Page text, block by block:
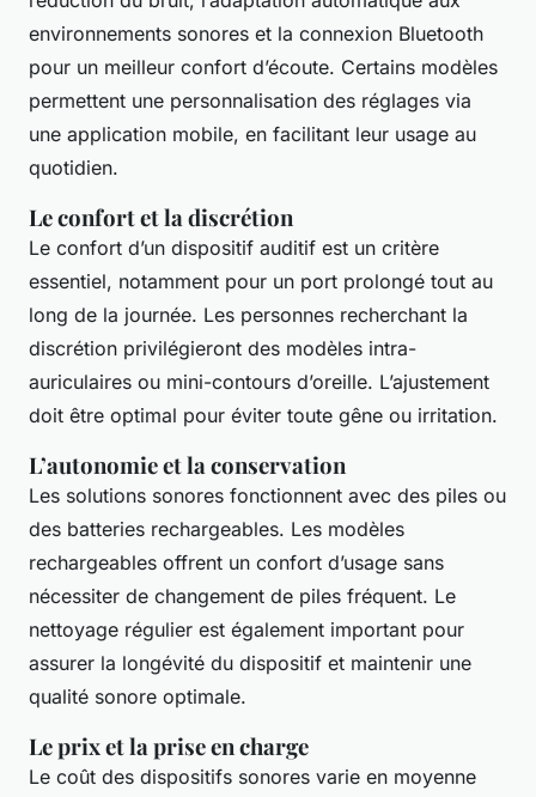
environnements sonores et la connexion Bluetooth
pour un meilleur confort d’écoute. Certains modèles
permettent une personnalisation des réglages via
une application mobile, en facilitant leur usage au
quotidien.
Le confort et la discrétion
Le confort d’un dispositif auditif est un critère
essentiel, notamment pour un port prolongé tout au
long de la journée. Les personnes recherchant la
discrétion privilégieront des modèles intra-
auriculaires ou mini-contours d’oreille. L’ajustement
doit être optimal pour éviter toute gêne ou irritation.
L’autonomie et la conservation
Les solutions sonores fonctionnent avec des piles ou
des batteries rechargeables. Les modèles
rechargeables offrent un confort d’usage sans
nécessiter de changement de piles fréquent. Le
nettoyage régulier est également important pour
assurer la longévité du dispositif et maintenir une
qualité sonore optimale.
Le prix et la prise en charge
Le coût des dispositifs sonores varie en moyenne